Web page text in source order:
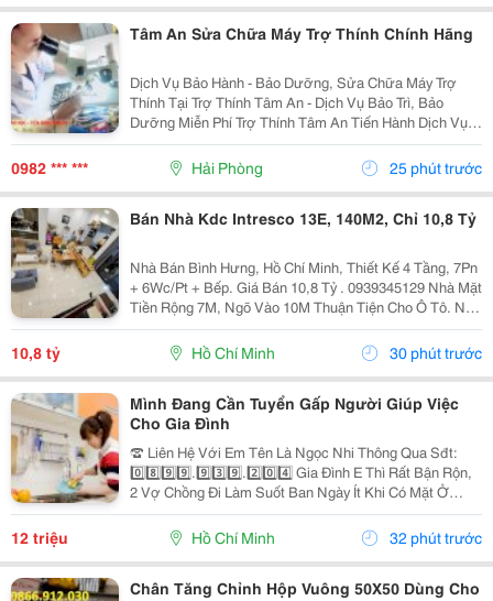
Tâm An Sửa Chữa Máy Trợ Thính Chính Hãng
Dịch Vụ Bảo Hành - Bảo Dưỡng, Sửa Chữa Máy Trợ
Thính Tại Trợ Thính Tâm An - Dịch Vụ Bảo Trì, Bảo
Dưỡng Miễn Phí Trợ Thính Tâm An Tiến Hành Dịch Vụ
Bảo Dưỡng, Vệ Sinh Sấy Khô Máy Trợ Thính Định Kì 3
Tháng/1 Lần Đối Với Tất Cả Các Thiêt Bị Trợ...
0982 *** *** Hải Phòng 25 phút trước
Bán Nhà Kdc Intresco 13E, 140M2, Chỉ 10,8 Tỷ
Nhà Bán Bình Hưng, Hồ Chí Minh, Thiết Kế 4 Tầng, 7Pn
+ 6Wc/Pt + Bếp. Giá Bán 10,8 Tỷ . 0939345129 Nhà Mặt
Tiền Rộng 7M, Ngõ Vào 10M Thuận Tiện Cho Ô Tô. Nội
Thất Bao Gồm Điều Hòa, Tủ Lạnh, Giường, Mang Đến
Không Gian Sống Thoải Mái Và Tiện Nghi....
10,8 tỷ Hồ Chí Minh 30 phút trước
Mình Đang Cần Tuyển Gấp Người Giúp Việc
Cho Gia Đình
☎️ Liên Hệ Với Em Tên Là Ngọc Nhi Thông Qua Sđt:
0️⃣8️⃣9️⃣9️⃣.9️⃣3️⃣9️⃣.2️⃣0️⃣4️⃣ Gia Đình E Thì Rất Bận Rộn,
2 Vợ Chồng Đi Làm Suốt Ban Ngày Ít Khi Có Mặt Ở
Nhà. Nhưng Nhà Lại Có 1 Bà Cụ Đau Yếu Và 1 Bé Nhỏ
Năm Nay Đã Gần 2 Tuổi Vì Vậy Để Có Thể An...
12 triệu Hồ Chí Minh 32 phút trước
Chân Tăng Chỉnh Hộp Vuông 50X50 Dùng Cho